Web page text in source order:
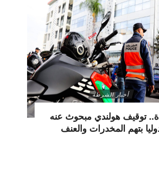
أخبار الشرطة
توقيف هولندي مبحوث عنه
بتهم المخدرات والعنف